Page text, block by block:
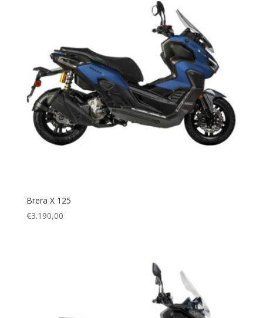
Brera X 125
€3.190,00